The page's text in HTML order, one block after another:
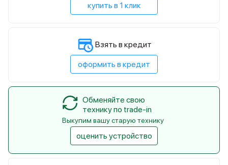
купить в 1 клик
Взять в кредит
оформить в кредит
Обменяйте свою
технику по trade-in
Выкупим вашу старую технику
оценить устройство